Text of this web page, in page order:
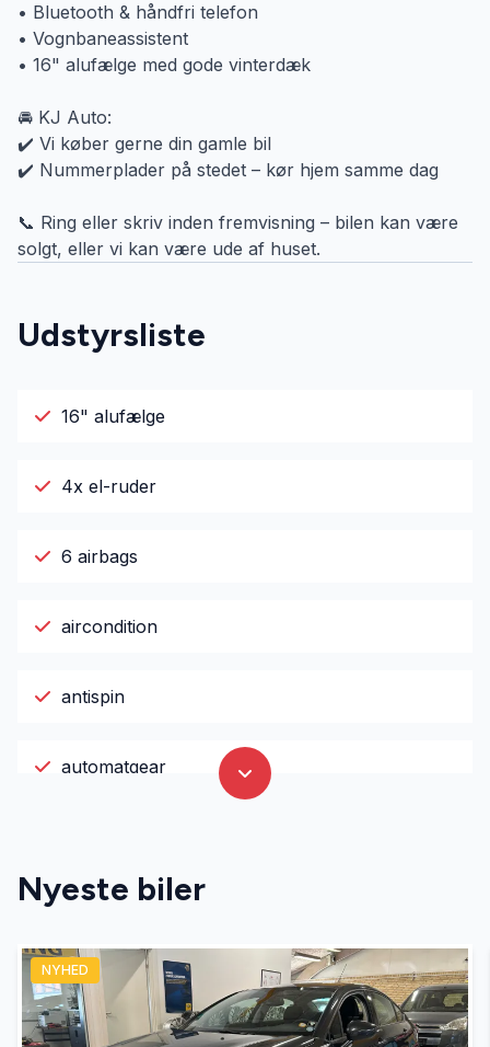
• Bluetooth & håndfri telefon
• Vognbaneassistent
• 16" alufælge med gode vinterdæk
🚘 KJ Auto:
✔️ Vi køber gerne din gamle bil
✔️ Nummerplader på stedet – kør hjem samme dag
📞 Ring eller skriv inden fremvisning – bilen kan være
solgt, eller vi kan være ude af huset.
Udstyrsliste
16" alufælge
4x el-ruder
6 airbags
aircondition
antispin
automatgear
bagagerumsdækken
DAB radio
Nyeste biler
NYHED